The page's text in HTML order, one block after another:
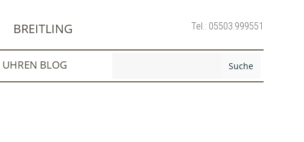
BREITLING Tel.: 05503.999551
UHREN BLOG